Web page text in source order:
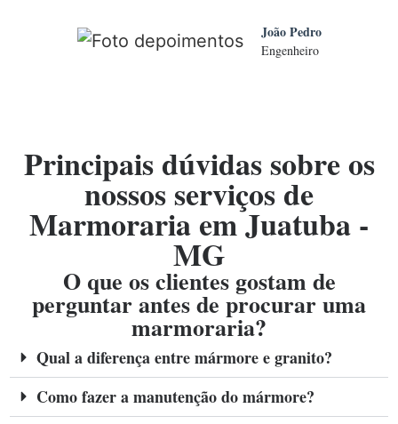
João Pedro
Engenheiro
Principais dúvidas sobre os
nossos serviços de
Marmoraria em Juatuba -
MG
O que os clientes gostam de
perguntar antes de procurar uma
marmoraria?
Qual a diferença entre mármore e granito?
Como fazer a manutenção do mármore?